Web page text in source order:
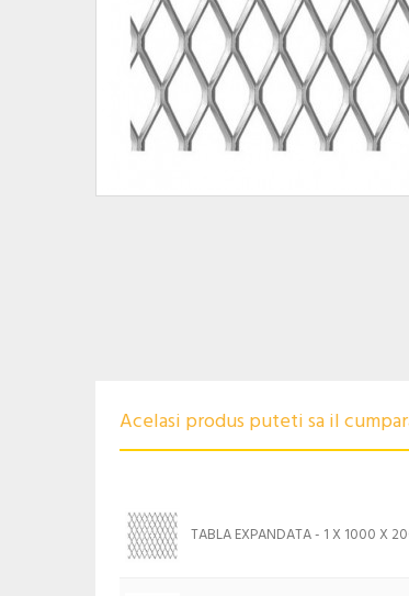
Acelasi produs puteti sa il
TABLA EXPANDATA - 1 X 1000 X